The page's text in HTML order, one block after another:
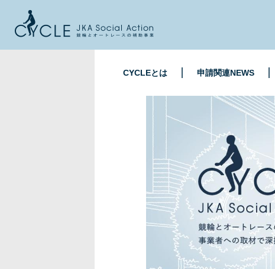
CYCLEとは 申請関連NEWS